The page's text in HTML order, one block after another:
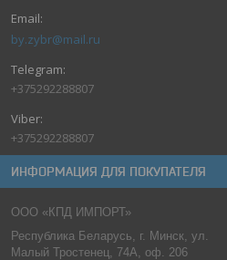
by.zybr@mail.ru
+375292288807
+375292288807
ИНФОРМАЦИЯ ДЛЯ ПОКУПАТЕЛЯ
ООО «КПД ИМПОРТ»
Республика Беларусь, г. Минск, ул.
Малый Тростенец, 74А, оф. 206